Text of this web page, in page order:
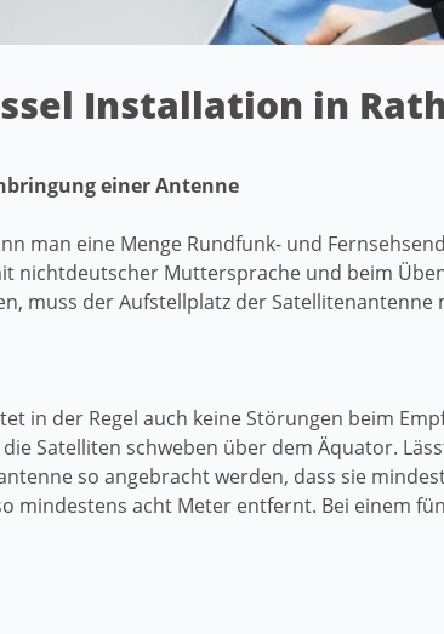
Installation in
einer Antenne
man eine Menge Rundfunk- und
nichtdeutscher Muttersprache und beim
muss der Aufstellplatz der
in der Regel auch keine Störungen beim
Satelliten schweben über dem Äquator.
so angebracht werden, dass sie
mindestens acht Meter entfernt. Bei einem